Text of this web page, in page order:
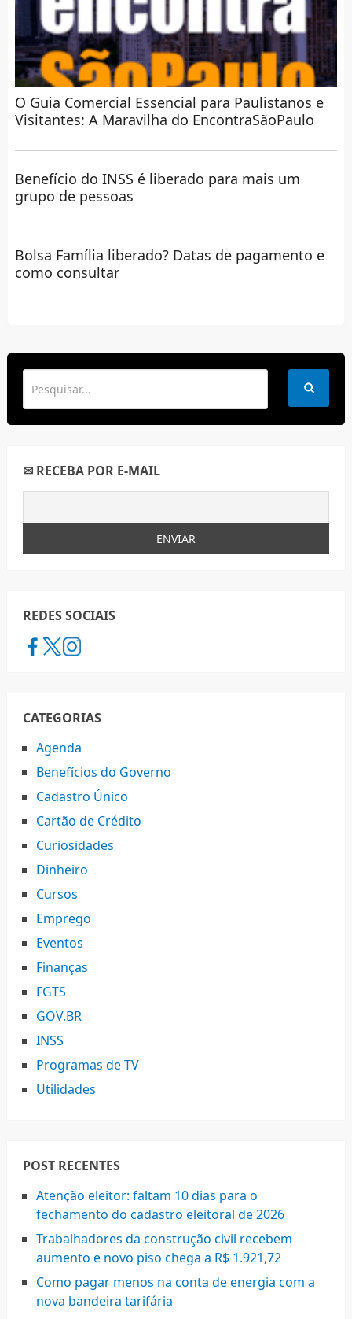
O Guia Comercial Essencial para Paulistanos e
Visitantes: A Maravilha do EncontraSãoPaulo
Benefício do INSS é liberado para mais um
grupo de pessoas
Bolsa Família liberado? Datas de pagamento e
como consultar
✉ RECEBA POR E-MAIL
REDES SOCIAIS
CATEGORIAS
Agenda
Benefícios do Governo
Cadastro Único
Cartão de Crédito
Curiosidades
Dinheiro
Cursos
Emprego
Eventos
Finanças
FGTS
GOV.BR
INSS
Programas de TV
Utilidades
POST RECENTES
Atenção eleitor: faltam 10 dias para o
fechamento do cadastro eleitoral de 2026
Trabalhadores da construção civil recebem
aumento e novo piso chega a R$ 1.921,72
Como pagar menos na conta de energia com a
nova bandeira tarifária